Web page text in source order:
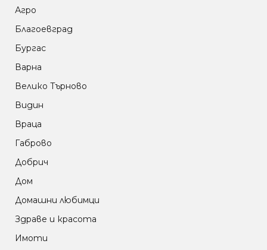
Агро
Благоевград
Бургас
Варна
Велико Търново
Видин
Враца
Габрово
Добрич
Дом
Домашни любимци
Здраве и красота
Имоти